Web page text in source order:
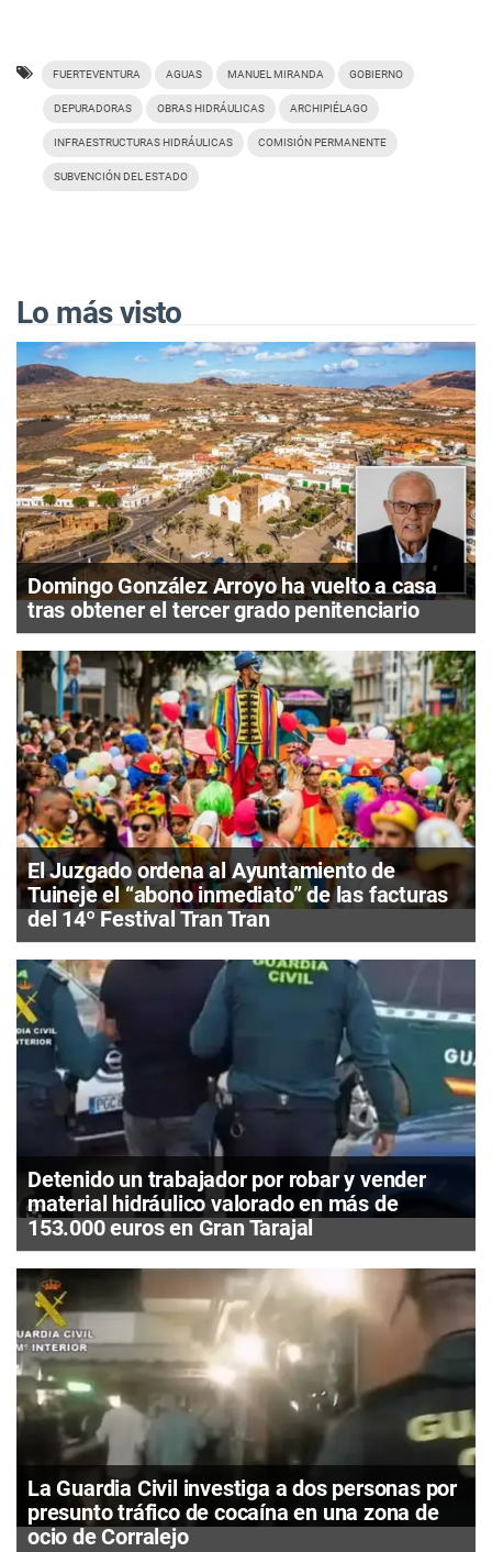
FUERTEVENTURA AGUAS MANUEL MIRANDA GOBIERNO
DEPURADORAS OBRAS HIDRÁULICAS ARCHIPIÉLAGO
INFRAESTRUCTURAS HIDRÁULICAS COMISIÓN PERMANENTE
SUBVENCIÓN DEL ESTADO
Lo más visto
Domingo González Arroyo ha vuelto a casa
tras obtener el tercer grado penitenciario
El Juzgado ordena al Ayuntamiento de
Tuineje el “abono inmediato” de las facturas
del 14º Festival Tran Tran
Detenido un trabajador por robar y vender
material hidráulico valorado en más de
153.000 euros en Gran Tarajal
La Guardia Civil investiga a dos personas por
presunto tráfico de cocaína en una zona de
ocio de Corralejo